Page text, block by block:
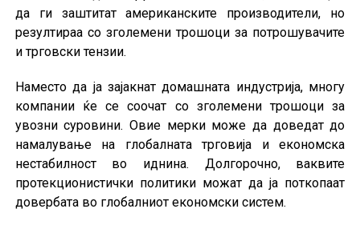
да ги заштитат американските производители, но
резултираа со зголемени трошоци за потрошувачите
и трговски тензии.
Наместо да ја зајакнат домашната индустрија, многу
компании ќе се соочат со зголемени трошоци за
увозни суровини. Овие мерки може да доведат до
намалување на глобалната трговија и економска
нестабилност во иднина. Долгорочно, ваквите
протекционистички политики можат да ја поткопаат
довербата во глобалниот економски систем.